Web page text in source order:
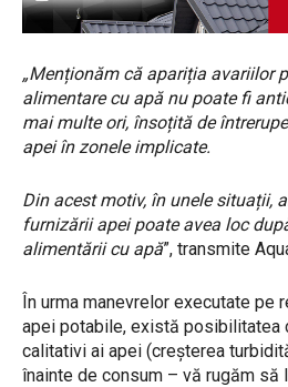
„Menționăm că apariția avariilor
alimentare cu apă nu poate fi
mai multe ori, însoțită de
apei în zonele implicate.
Din acest motiv, în unele situații,
furnizării apei poate avea loc
alimentării cu apă”, transmite
În urma manevrelor executate pe
apei potabile, există posibilitatea
calitativi ai apei (creșterea
înainte de consum – vă rugăm să